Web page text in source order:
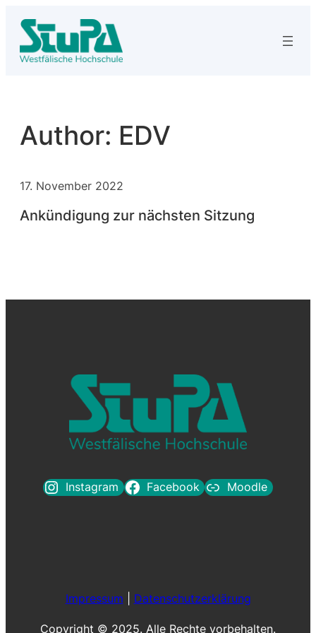
content
Author: EDV
17. November 2022
Ankündigung zur nächsten Sitzung
Instagram Facebook Moodle
Impressum Datenschutzerklärung
Copyright © 2025. Alle Rechte vorbehalten.